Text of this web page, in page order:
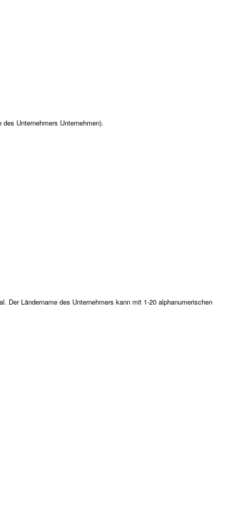
Unternehmers Unternehmen).
Der Ländername des Unternehmers kann mit 1-20 alphanumerischen